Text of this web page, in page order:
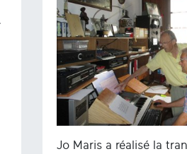
Jo Maris a réalisé la